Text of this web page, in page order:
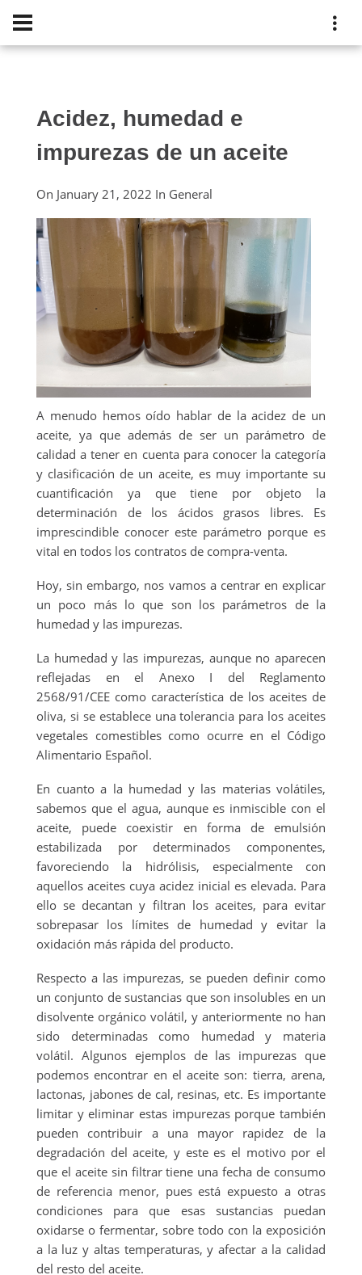
Acidez, humedad e
impurezas de un aceite
On January 21, 2022 In General
A menudo hemos oído hablar de la acidez de un
aceite, ya que además de ser un parámetro de
calidad a tener en cuenta para conocer la categoría
y clasificación de un aceite, es muy importante su
cuantificación ya que tiene por objeto la
determinación de los ácidos grasos libres. Es
imprescindible conocer este parámetro porque es
vital en todos los contratos de compra-venta.
Hoy, sin embargo, nos vamos a centrar en explicar
un poco más lo que son los parámetros de la
humedad y las impurezas.
La humedad y las impurezas, aunque no aparecen
reflejadas en el Anexo I del Reglamento
2568/91/CEE como característica de los aceites de
oliva, si se establece una tolerancia para los aceites
vegetales comestibles como ocurre en el Código
Alimentario Español.
En cuanto a la humedad y las materias volátiles,
sabemos que el agua, aunque es inmiscible con el
aceite, puede coexistir en forma de emulsión
estabilizada por determinados componentes,
favoreciendo la hidrólisis, especialmente con
aquellos aceites cuya acidez inicial es elevada. Para
ello se decantan y filtran los aceites, para evitar
sobrepasar los límites de humedad y evitar la
oxidación más rápida del producto.
Respecto a las impurezas, se pueden definir como
un conjunto de sustancias que son insolubles en un
disolvente orgánico volátil, y anteriormente no han
sido determinadas como humedad y materia
volátil. Algunos ejemplos de las impurezas que
podemos encontrar en el aceite son: tierra, arena,
lactonas, jabones de cal, resinas, etc. Es importante
limitar y eliminar estas impurezas porque también
pueden contribuir a una mayor rapidez de la
degradación del aceite, y este es el motivo por el
que el aceite sin filtrar tiene una fecha de consumo
de referencia menor, pues está expuesto a otras
condiciones para que esas sustancias puedan
oxidarse o fermentar, sobre todo con la exposición
a la luz y altas temperaturas, y afectar a la calidad
del resto del aceite.